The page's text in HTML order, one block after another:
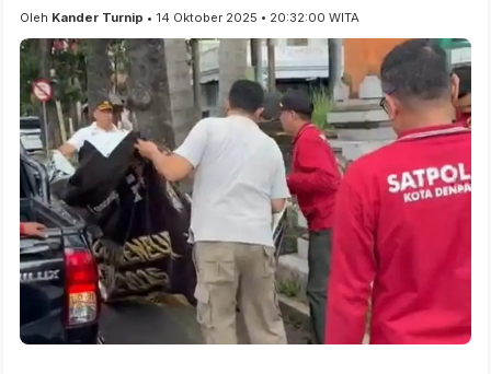
Oleh Kander Turnip • 14 Oktober 2025 • 20:32:00 WITA